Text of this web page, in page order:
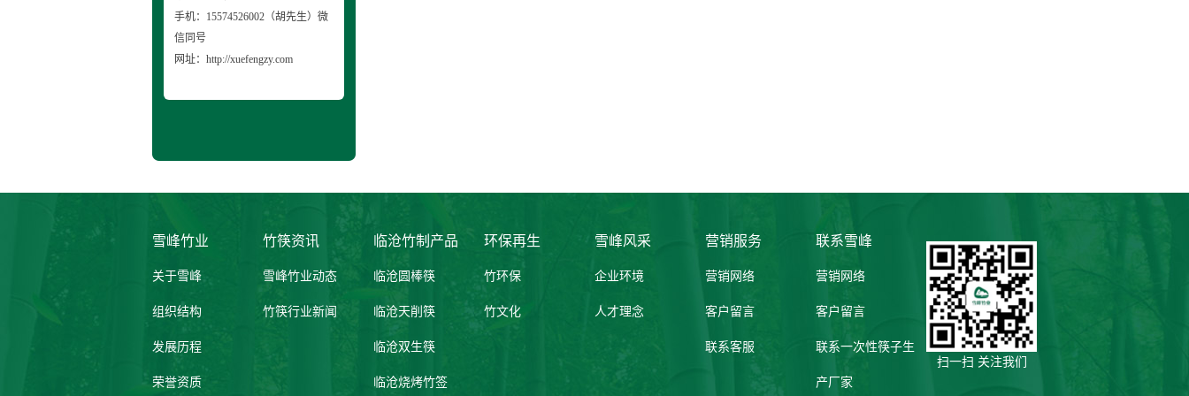
手机：15574526002（胡先生）微
信同号
网址：http://xuefengzy.com
雪峰竹业
关于雪峰
组织结构
发展历程
荣誉资质
竹筷资讯
雪峰竹业动态
竹筷行业新闻
临沧竹制产品
临沧圆棒筷
临沧天削筷
临沧双生筷
临沧烧烤竹签
环保再生
竹环保
竹文化
雪峰风采
企业环境
人才理念
营销服务
营销网络
客户留言
联系客服
联系雪峰
营销网络
客户留言
联系一次性筷子生
产厂家
扫一扫 关注我们